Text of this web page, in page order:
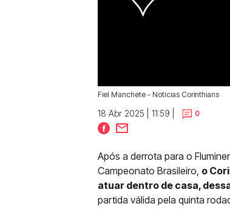
Fiel Manchete - Notícias Corinthians
18 Abr 2025 | 11:59 | 0
Após a derrota para o
Campeonato Brasileiro, o
atuar dentro de casa,
partida válida pela quinta